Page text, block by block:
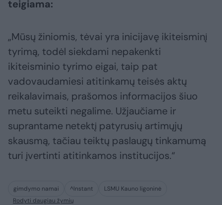
teigiama:
„Mūsų žiniomis, tėvai yra inicijavę ikiteisminį
tyrimą, todėl siekdami nepakenkti
ikiteisminio tyrimo eigai, taip pat
vadovaudamiesi atitinkamų teisės aktų
reikalavimais, prašomos informacijos šiuo
metu suteikti negalime. Užjaučiame ir
suprantame netektį patyrusių artimųjų
skausmą, tačiau teiktų paslaugų tinkamumą
turi įvertinti atitinkamos institucijos.“
gimdymo namai ^Instant
LSMU Kauno ligoninė
Rodyti daugiau žymių